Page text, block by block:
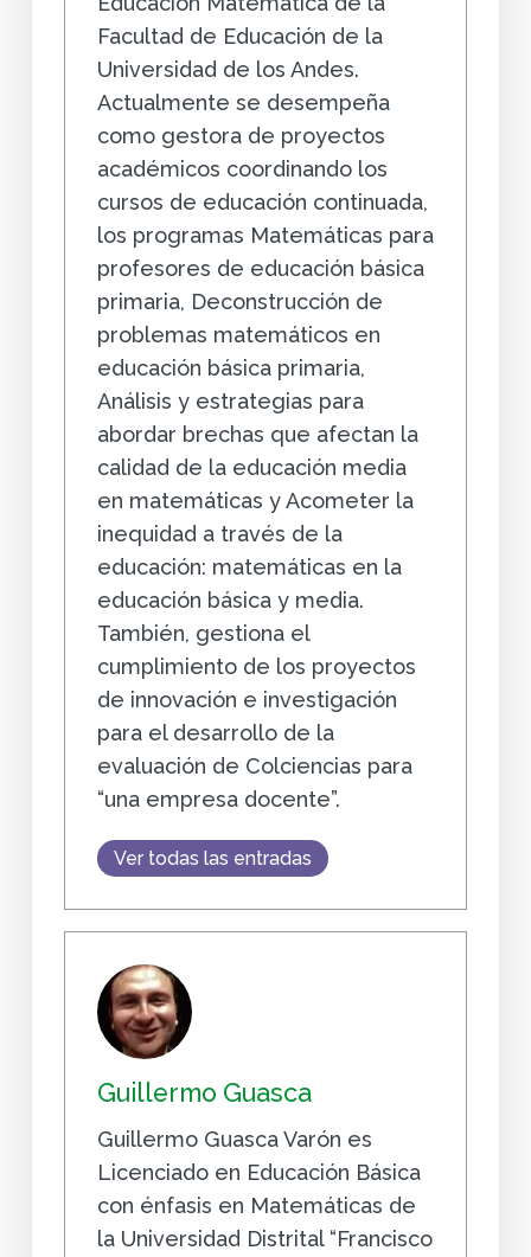
Facultad de Educación de la
Universidad de los Andes.
Actualmente se desempeña
como gestora de proyectos
académicos coordinando los
cursos de educación continuada,
los programas Matemáticas para
profesores de educación básica
primaria, Deconstrucción de
problemas matemáticos en
educación básica primaria,
Análisis y estrategias para
abordar brechas que afectan la
calidad de la educación media
en matemáticas y Acometer la
inequidad a través de la
educación: matemáticas en la
educación básica y media.
También, gestiona el
cumplimiento de los proyectos
de innovación e investigación
para el desarrollo de la
evaluación de Colciencias para
“una empresa docente”.
Ver todas las entradas
Guillermo Guasca
Guillermo Guasca Varón es
Licenciado en Educación Básica
con énfasis en Matemáticas de
la Universidad Distrital “Francisco